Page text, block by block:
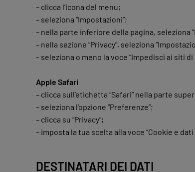
– clicca l’icona del menu;
– seleziona “Impostazioni”;
– nella parte inferiore della pagina, seleziona
– nella sezione “Privacy”, seleziona
– seleziona o meno la voce “Impedisci ai siti
Apple Safari
– clicca sull’etichetta “Safari” nella parte
– seleziona l’opzione “Preferenze”;
– clicca su “Privacy”;
– imposta la tua scelta alla voce “Cookie e dati
DESTINATARI DEI DATI